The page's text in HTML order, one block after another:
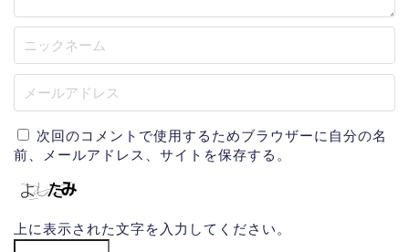
次回のコメントで使用するためブラウザーに自分の名
前、メールアドレス、サイトを保存する。
上に表示された文字を入力してください。